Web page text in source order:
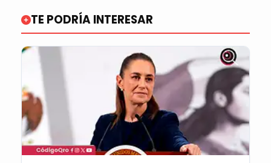
TE PODRÍA INTERESAR